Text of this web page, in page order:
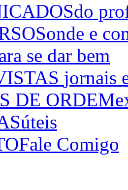
do
onde e
se dar bem
jornais
DE ORDEM
úteis
Fale Comigo